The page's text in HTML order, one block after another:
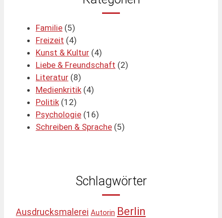
Familie (5)
Freizeit (4)
Kunst & Kultur (4)
Liebe & Freundschaft (2)
Literatur (8)
Medienkritik (4)
Politik (12)
Psychologie (16)
Schreiben & Sprache (5)
Schlagwörter
Ausdrucksmalerei Autorin Berlin